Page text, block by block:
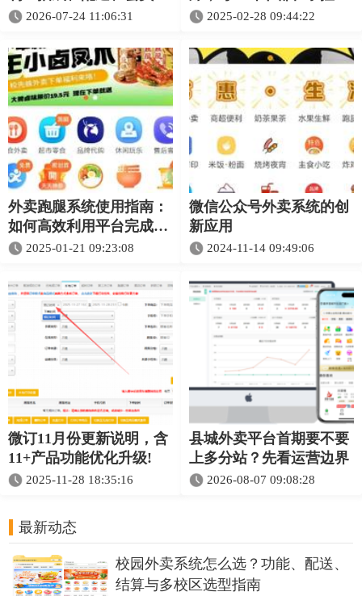
推广收入怎么理解
2026-07-24 11:06:31
心等餐
2025-02-28 09:44:22
外卖跑腿系统使用指南：
如何高效利用平台完成日
常任务
2025-01-21 09:23:08
微信公众号外卖系统的创
新应用
2024-11-14 09:49:06
微订11月份更新说明，含
11+产品功能优化升级!
2025-11-28 18:35:16
县城外卖平台首期要不要
上多分站？先看运营边界
2026-08-07 09:08:28
最新动态
校园外卖系统怎么选？功能、配送、
结算与多校区选型指南